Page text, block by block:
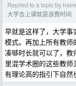
Replied to a topic by
大学去上课就是浪费时间
早就是这样了，大学
模式。再加上所有教
凑够时长就可以了，
里混学术圈的这些教
有理论高的指引下自然